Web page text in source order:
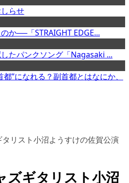
らせ
か──「STRAIGHT EDGE...
たパンクソング「Nagasaki ...
都”になれる？副首都とはなにか、
リスト小沼ようすけの佐賀公演
ズギタリスト小沼